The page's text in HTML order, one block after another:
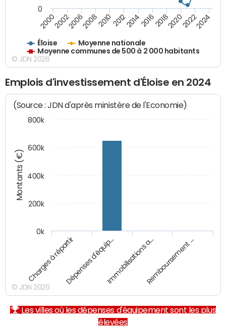
Éloise
Moyenne nationale
Moyenne communes de 500 à 2 000 habitants
200020022006200820102012201420162018202020222024
0
© JDN 2026
Emplois d'investissement d'Éloise en 2024
Montants (€)
(Source : JDN d'après ministère de l'Economie)
Charges à répartirDépenses d'équip…Immobilisations a…Remboursement …
0k
200k
400k
600k
800k
© JDN 2026
Les villes où les dépenses d'équipement sont les plus
élevées